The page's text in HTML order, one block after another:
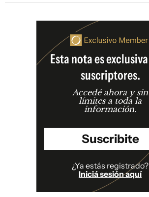
Esta nota es
suscriptores.
Accedé ahora y sin
límites a toda la
información.
Suscribite
¿Ya estás registrado?
Iniciá sesión aquí